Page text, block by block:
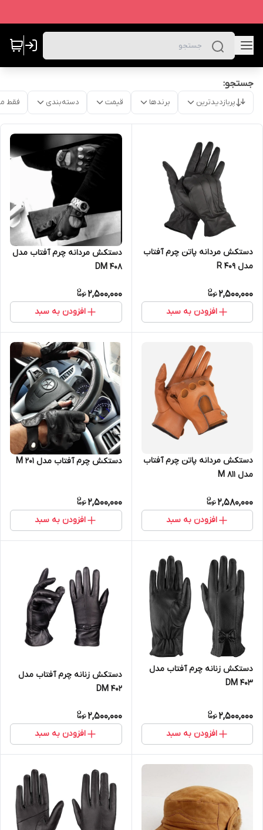
جستجو:
پربازدیدترین برندها قیمت دسته‌بندی فقط
دستکش مردانه پاتن چرم آفتاب
مدل R 409
2,500,000
افزودن به سبد
دستکش مردانه چرم آفتاب مدل
DM 408
2,500,000
افزودن به سبد
دستکش مردانه پاتن چرم آفتاب
مدل 811 M
2,580,000
افزودن به سبد
دستکش چرم آفتاب مدل M 201
2,500,000
افزودن به سبد
دستکش زنانه چرم آفتاب مدل
DM 403
2,500,000
افزودن به سبد
دستکش زنانه چرم آفتاب مدل
DM 402
2,500,000
افزودن به سبد